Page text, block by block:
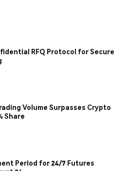
RFQ Protocol for Secure
Volume Surpasses Crypto
Share
Period for 24/7 Futures